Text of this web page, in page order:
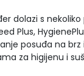
dolazi s
Plus,
posuđa na brz
za higijenu i